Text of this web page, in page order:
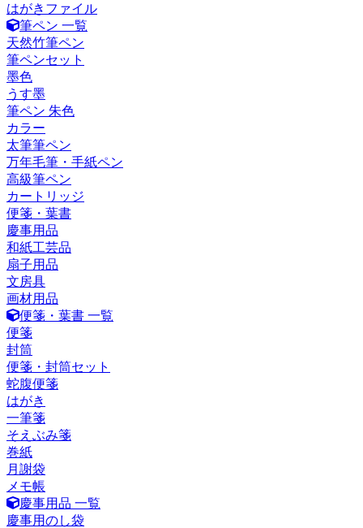
はがきファイル
筆ペン 一覧
天然竹筆ペン
筆ペンセット
墨色
うす墨
筆ペン 朱色
カラー
太筆筆ペン
万年毛筆・手紙ペン
高級筆ペン
カートリッジ
便箋・葉書
慶事用品
和紙工芸品
扇子用品
文房具
画材用品
便箋・葉書 一覧
便箋
封筒
便箋・封筒セット
蛇腹便箋
はがき
一筆箋
そえぶみ箋
巻紙
月謝袋
メモ帳
慶事用品 一覧
慶事用のし袋